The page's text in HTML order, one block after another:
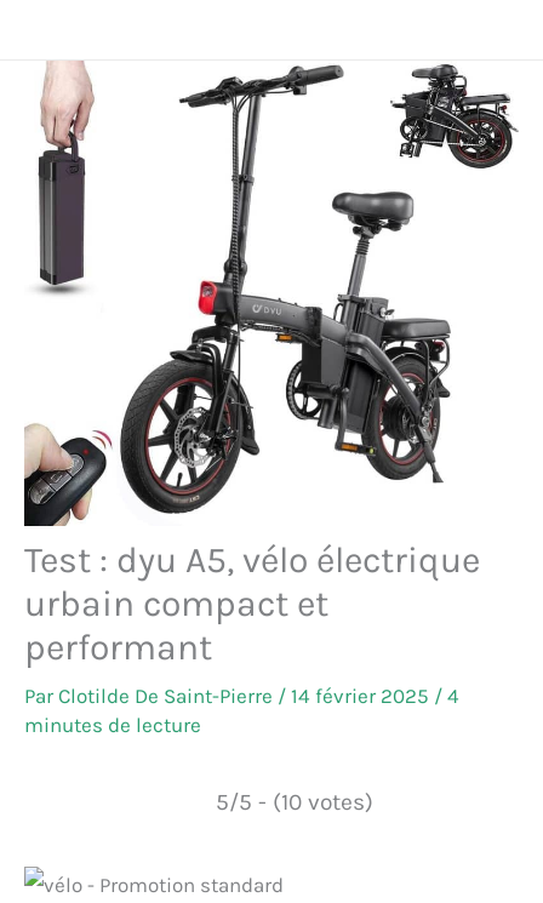
Test : dyu A5, vélo électrique
urbain compact et
performant
ParClotilde De Saint-Pierre / 14 février 2025 / 4
minutes de lecture
5/5 - (10 votes)